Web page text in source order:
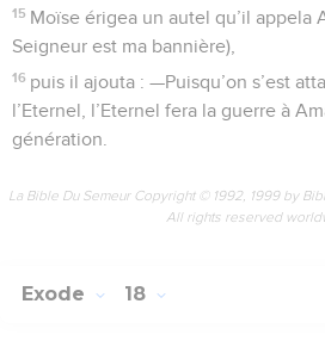
15 Moïse érigea un autel qu’il appela
Seigneur est ma bannière),
16 puis il ajouta : —Puisqu’on s’est
l’Eternel, l’Eternel fera la guerre à
génération.
La Bible Du Semeur Copyright © 1992, 1999 by
All rights reserved
Exode 18